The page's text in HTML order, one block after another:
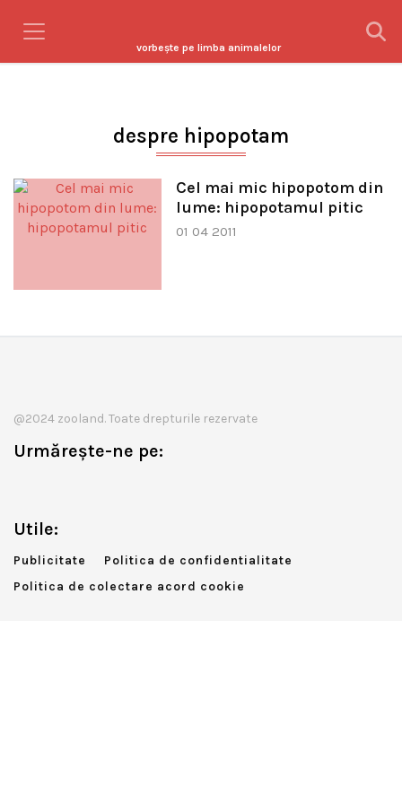
vorbeşte pe limba animalelor
despre hipopotam
Cel mai mic hipopotom din
lume: hipopotamul pitic
01 04 2011
@2024 zooland. Toate drepturile rezervate
Urmărește-ne pe:
Utile:
Publicitate
Politica de confidentialitate
Politica de colectare acord cookie